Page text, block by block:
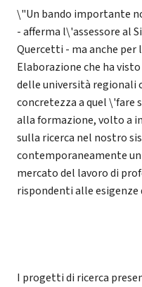
\"Un bando importante
- afferma l\'assessore al
Quercetti - ma anche
Elaborazione che ha
delle università regionali
concretezza a quel
alla formazione, volto a
sulla ricerca nel nostro
contemporaneamente
mercato del lavoro di
rispondenti alle
I progetti di ricerca